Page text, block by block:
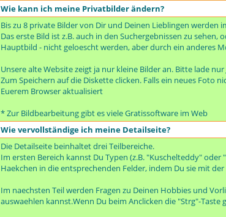
Wie kann ich meine Privatbilder ändern?
Bis zu 8 private Bilder von Dir und Deinen Lieblingen werden
Das erste Bild ist z.B. auch in den Suchergebnissen zu
Hauptbild - nicht geloescht werden, aber durch ein anderes
Unsere alte Website zeigt ja nur kleine Bilder an. Bitte lade
Zum Speichern auf die Diskette clicken. Falls ein neues Foto
Euerem Browser aktualisiert
* Zur Bildbearbeitung gibt es viele Gratissoftware im Web
Wie vervollständige ich meine Detailseite?
Die Detailseite beinhaltet drei Teilbereiche.
Im ersten Bereich kannst Du Typen (z.B. "Kuschelteddy"
Haekchen in die entsprechenden Felder, indem Du sie mit
Im naechsten Teil werden Fragen zu Deinen Hobbies und
auswaehlen kannst.Wenn Du beim Anclicken die "Strg"-